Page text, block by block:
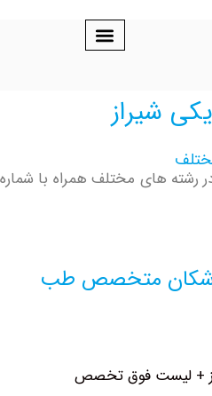
های مختلف همراه با شماره
متخصص طب
فوق تخصص